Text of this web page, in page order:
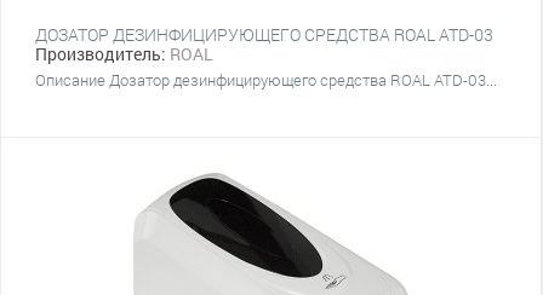
ДОЗАТОР ДЕЗИНФИЦИРУЮЩЕГО СРЕДСТВА ROAL ATD-03
Производитель: ROAL
Описание Дозатор дезинфицирующего средства ROAL ATD-03...